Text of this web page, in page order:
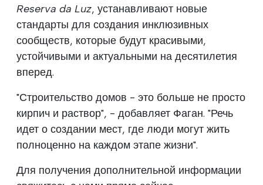
Reserva da Luz, устанавливают новые
стандарты для создания инклюзивных
сообществ, которые будут красивыми,
устойчивыми и актуальными на десятилетия
вперед.
"Строительство домов - это больше не просто
кирпич и раствор", - добавляет Фаган. "Речь
идет о создании мест, где люди могут жить
полноценно на каждом этапе жизни".
Для получения дополнительной информации